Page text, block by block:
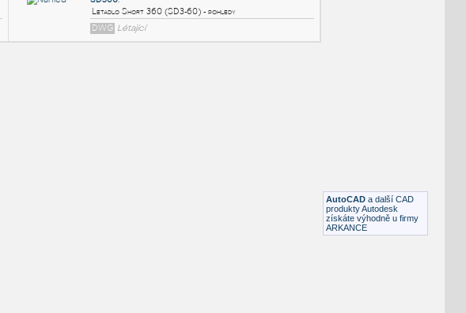
AutoCAD a další CAD
produkty Autodesk
získáte výhodně u firmy
ARKANCE